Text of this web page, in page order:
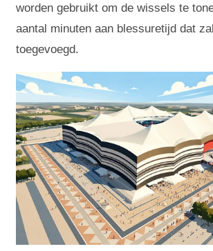
worden gebruikt om de wissels te
aantal minuten aan blessuretijd dat
toegevoegd.